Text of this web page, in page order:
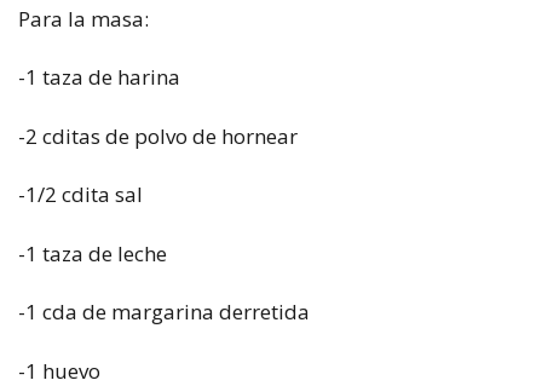
Para la masa:
-1 taza de harina
-2 cditas de polvo de hornear
-1/2 cdita sal
-1 taza de leche
-1 cda de margarina derretida
-1 huevo